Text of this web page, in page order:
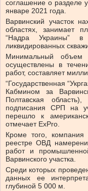
соглашение о разделе
январе 2021 года.
Варвинский участок
областях, занимает
“Надра Украины” в
ликвидированных
Минимальный объем
осуществлены в
работ, составляет
“Государственная
Кабмином за
Полтавская
подписания СРП на
перешло к
отмечает ExPro.
Кроме того,
реестре ОВД
работ и
Варвинского участка.
Среди которых
данных ее
глубиной 5 000 м.